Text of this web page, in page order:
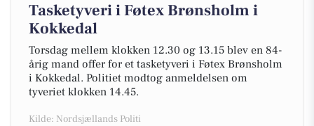
Tasketyveri i Føtex Brønsholm i
Kokkedal
Torsdag mellem klokken 12.30 og 13.15 blev en 84-
årig mand offer for et tasketyveri i Føtex Brønsholm
i Kokkedal. Politiet modtog anmeldelsen om
tyveriet klokken 14.45.
Kilde: Nordsjællands Politi